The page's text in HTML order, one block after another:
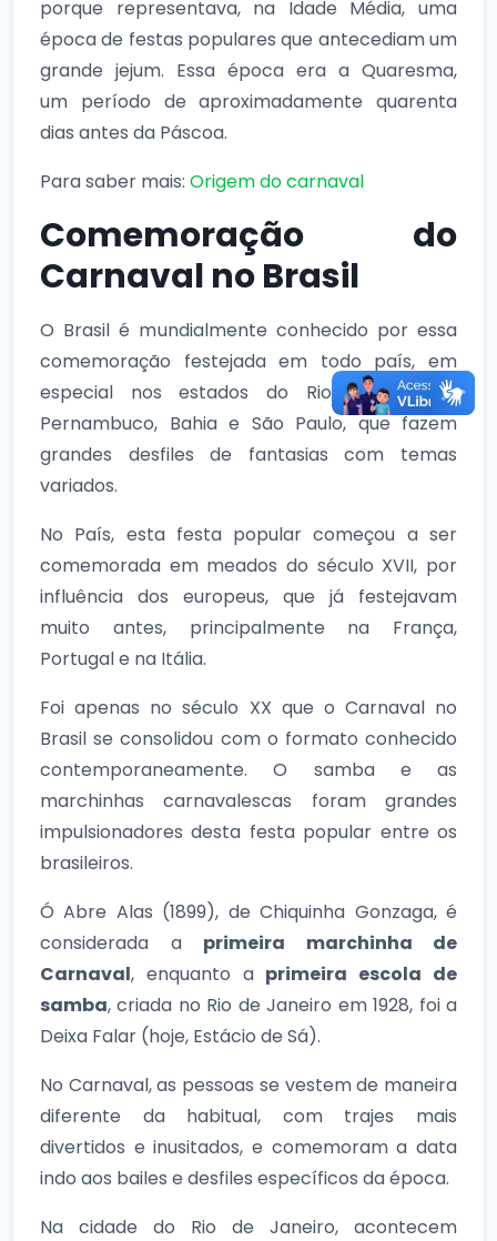
porque representava, na Idade Média, uma
época de festas populares que antecediam um
grande jejum. Essa época era a Quaresma,
um período de aproximadamente quarenta
dias antes da Páscoa.
Para saber mais: Origem do carnaval
Comemoração do
Carnaval no Brasil
O Brasil é mundialmente conhecido por essa
comemoração festejada em todo país, em
especial nos estados do Rio de Janeiro,
Pernambuco, Bahia e São Paulo, que fazem
grandes desfiles de fantasias com temas
variados.
No País, esta festa popular começou a ser
comemorada em meados do século XVII, por
influência dos europeus, que já festejavam
muito antes, principalmente na França,
Portugal e na Itália.
Foi apenas no século XX que o Carnaval no
Brasil se consolidou com o formato conhecido
contemporaneamente. O samba e as
marchinhas carnavalescas foram grandes
impulsionadores desta festa popular entre os
brasileiros.
Ó Abre Alas (1899), de Chiquinha Gonzaga, é
considerada a primeira marchinha de
Carnaval, enquanto a primeira escola de
samba, criada no Rio de Janeiro em 1928, foi a
Deixa Falar (hoje, Estácio de Sá).
No Carnaval, as pessoas se vestem de maneira
diferente da habitual, com trajes mais
divertidos e inusitados, e comemoram a data
indo aos bailes e desfiles específicos da época.
Na cidade do Rio de Janeiro, acontecem